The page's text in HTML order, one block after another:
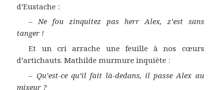
d’Eustache :
–Ne fou zinquitez pas herr Alex, z’est sans
tanger !
Et un cri arrache une feuille à nos cœurs
d’artichauts. Mathilde murmure inquiète :
– Qu’est-ce qu’il fait là-dedans, il passe Alex au
mixeur ?